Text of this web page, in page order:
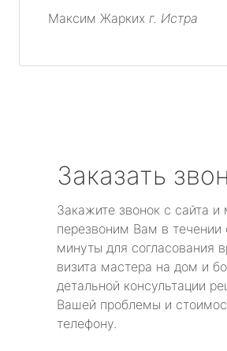
Максим Жарких г. Истра
Заказать
Закажите звонок с сайта и
перезвоним Вам в течении
минуты для согласования
визита мастера на дом и
детальной консультации
Вашей проблемы и
телефону.